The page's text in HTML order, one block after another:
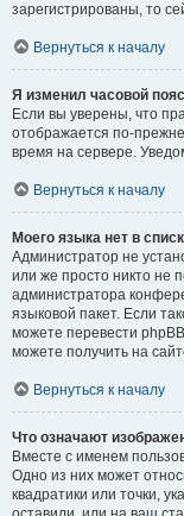
зарегистрированы, то
Вернуться к началу
Я изменил часовой
Если вы уверены, что
отображается по-
время на сервере.
Вернуться к началу
Моего языка нет в
Администратор не
или же просто никто не
администратора
языковой пакет. Если
можете перевести
можете получить на
Вернуться к началу
Что означают
Вместе с именем
Одно из них может
квадратики или точки,